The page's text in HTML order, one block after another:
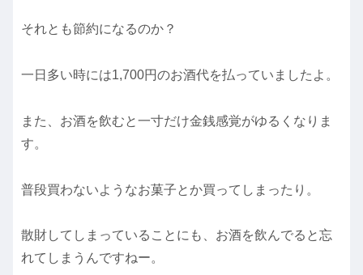
それとも節約になるのか？
一日多い時には1,700円のお酒代を払っていましたよ。
また、お酒を飲むと一寸だけ金銭感覚がゆるくなりま
す。
普段買わないようなお菓子とか買ってしまったり。
散財してしまっていることにも、お酒を飲んでると忘
れてしまうんですねー。